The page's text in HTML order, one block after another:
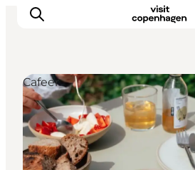
Aktiviteter
Mat och dryck
Planera din resa
Cafeer